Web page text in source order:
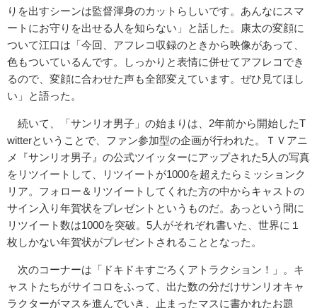
りを出すシーンは監督渾身のカットらしいです。あんなにスマ
ートにお守 りを出せる人を知らない」と話した。康太の変顔に
ついて江口は「今回、アフレコ収録のときから映像があって、
色もついているんです。しっかりと表情に併せてアフレコでき
るので、変顔に合わせた声も全部変えています。ぜひ見てほし
い」と語った。
続いて、「サンリオ男子」の始まりは、2年前から開始したT
witterということで、ファン参加型の企画が行われた。
ＴＶアニ
メ『サンリオ男子』の公式ツイッターにアップされた5人の写真
をリツイートして、リツイートが1000を超えたらミッシ ョンク
リア。フォロー＆リツイートしてくれた方の中からキャストの
サイン入り年賀状をプレゼントというものだ。あっという間に
リ ツイート数は1000を突破。5人がそれぞれ書いた、世界に１
枚 しかない年賀状がプレゼントされることとなった。
次のコーナーは「ドキドキすごろくアトラクション！」。キ
ャ ストたちがサイコロをふって、出た数の分だけサンリオキャ
ラクターがマスを進んでいき、止まったマスに書かれたお題